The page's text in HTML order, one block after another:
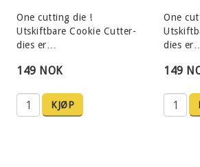
One cutting die !
Utskiftbare Cookie Cutter-
dies er…
149 NOK
KJØP
One
dies er…
149